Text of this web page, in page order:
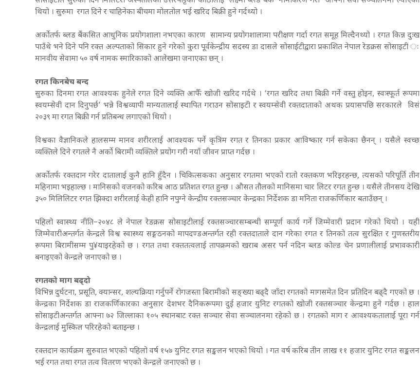
थियो । सुरुमा रगत दिने र चाहिनेका बीचमा मोलतोल भई खरिद बिक्री हुने गर्दथ्यो ।
अर्काेतर्फ ब्लड बैंकसित आधुनिक प्रयोगशाला नभएका कारण सामान्य प्रयोगशालामा परीक्षण गर्दा रगत समूह मिल्दैनथ्यो । रगत किन्न दुःख
पाउँथे भने दिने पनि रक्त अल्पताको सिकार हुने गरेको कुरा पूर्वकेन्द्रीय सदस्य डा दासले सोसाईटीद्वारा प्रकाशित नेपाल रेडक्रस सोसाइटी ः
मानवीय सेवामा ५० वर्ष नामक स्मारिकाको आलेखमा जनाएका छन् ।
रगत किनबेच बन्द
सुरुका दिनमा रगत आवश्यक हुनेले रगत दिने व्यक्ति आफैँ खोजी खरिद गर्दथे । ‘रगत खरिद तथा बिक्री गर्ने वस्तु होइन, स्वःस्फूर्त रूपमा
स्वयम्सेवी दान दिनुपर्छ’ भन्ने विश्वव्यापी मान्यतालाई स्थापित गराउन सोसाइटी र स्वयम्सेवी रक्तदाताको अथक प्रयासपछि सरकारले विसं
२०३९ मा रगत बिक्री गर्न प्रतिबन्ध लगाएको थियो ।
विश्वका वैज्ञानिकले हालसम्म मानव शरीरलाई आवश्यक पर्ने कृत्रिम रगत र तिनका प्रकार आविष्कार गर्न सकेका छैनन् । यसैले स्वच्छ
व्यक्तिले दिने रगतले नै अर्काे बिरामी व्यक्तिले प्रयोग गरी नयाँ जीवन प्राप्त गर्दछ ।
अर्काेतर्फ रक्तदान गरेर दातालाई कुनै हानि हुँदैन । चिकित्सकका अनुसार रगतमा भएको रातो रक्तकण भरिइरहन्छ, त्यसको परिपूर्ति तीन
महिनामा भइहाल्छ । मानिसको वजनको करिब आठ प्रतिशत रगत हुन्छ । औसत तौलको मानिसमा चार लिटर रगत हुन्छ । यसैले तीनसय देखि
३५० मिलिलिटर रगत झिक्दा शरीरलाई केही हानि नपुग्ने केन्द्रीय रक्तसञ्चार केन्द्रका निर्देशक डा मनिता राजकर्णिकार बताउँछन् ।
पहिलो स्वास्थ्य नीति–२०४८ ले नेपाल रेडक्रस सोसाइटीलाई रक्तसञ्चारसम्बन्धी सम्पूर्ण कार्य गर्ने जिम्मेवारी प्रदान गरेको थियो । यही
जिम्मेवारीअन्तर्गत केन्द्रले विश्व स्वास्थ्य सङ्गठनको मापदण्डअन्तर्गत रही रक्तदाताले दान गरेका रगत र तिनको तत्व सुरक्षित र गुणस्तरीय
रूपमा बिरामीसम्म पु¥याइरहेको छ । रगत तथा रक्ततत्वलाई तापक्रमको खराब असर पर्न नदिन ब्लड कोल्ड चेन प्रणालीलाई प्रभावकारी
बनाइएको केन्द्रले जनाएको छ ।
रगतको माग बढ्दो
विभिन्न दुर्घटना, प्रसूति, क्यान्सर, शल्यक्रिया गर्नुपर्ने रोगजस्ता बिरामीको सङ्ख्या बढ्दै जाँदा रगतको मागसमेत दिन प्रतिदिन बढ्दै गएको छ ।
केन्द्रका निर्देशक डा राजकर्णिकारका अनुसार देशभर दैनिकरूपमा दुई हजार युनिट रगतको खोजी रक्तसञ्चार केन्द्रमा हुने गर्दछ । हाल
सोसाइटीअन्तर्गत आफ्ना ७२ जिल्लाका १०५ स्थानबाट रक्त सञ्चार सेवा सञ्चालनमा रहेको छ । रगतको माग र आवश्यकतालाई पूरा गर्न
केन्द्रलाई मुस्किल परिरहेको बताइन्छ ।
रक्तदान कार्यक्रम सुरुवात भएको पहिलो वर्ष १५७ युनिट रगत सङ्कलन भएको थियो । गत वर्ष करिब तीन लाख ११ हजार युनिट रगत सङ्कलन
भई रगत तथा रगत तत्व वितरण भएको केन्द्रले जनाएको छ ।